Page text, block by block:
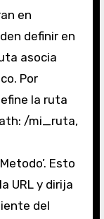
en
definir en
asocia
Por
la ruta
/mi_ruta,
Esto
URL y dirija
del